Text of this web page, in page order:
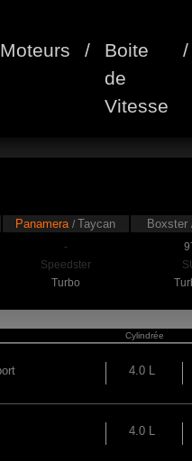
Moteurs /
Boite
de
Vitesse
/
Panamera/ Taycan Boxster
-
Speedster
Turbo
Cylindrée
4.0 L
4.0 L